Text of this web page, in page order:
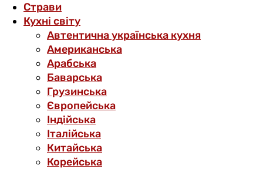
Страви
Кухні світу
Автентична українська кухня
Американська
Арабська
Баварська
Грузинська
Європейська
Індійська
Італійська
Китайська
Корейська